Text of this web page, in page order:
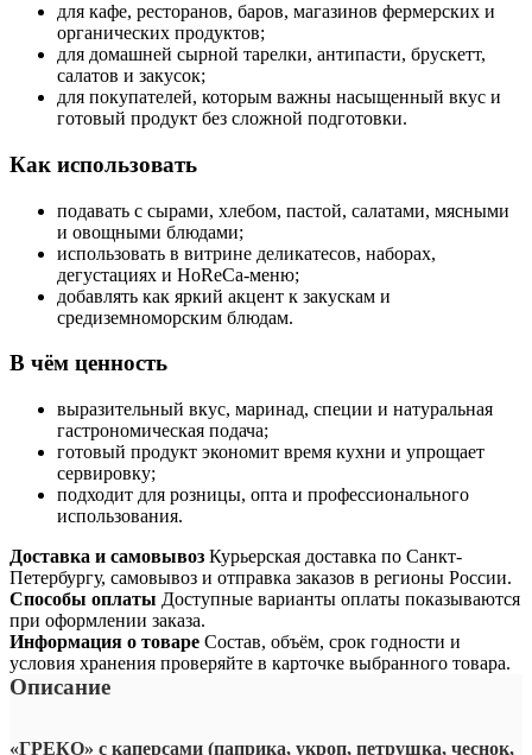
для кафе, ресторанов, баров, магазинов фермерских и
органических продуктов;
для домашней сырной тарелки, антипасти, брускетт,
салатов и закусок;
для покупателей, которым важны насыщенный вкус и
готовый продукт без сложной подготовки.
Как использовать
подавать с сырами, хлебом, пастой, салатами, мясными
и овощными блюдами;
использовать в витрине деликатесов, наборах,
дегустациях и HoReCa-меню;
добавлять как яркий акцент к закускам и
средиземноморским блюдам.
В чём ценность
выразительный вкус, маринад, специи и натуральная
гастрономическая подача;
готовый продукт экономит время кухни и упрощает
сервировку;
подходит для розницы, опта и профессионального
использования.
Доставка и самовывоз Курьерская доставка по Санкт-
Петербургу, самовывоз и отправка заказов в регионы России.
Способы оплаты Доступные варианты оплаты показываются
при оформлении заказа.
Информация о товаре Состав, объём, срок годности и
условия хранения проверяйте в карточке выбранного товара.
Описание
«ГРЕКО» с каперсами (паприка, укроп, петрушка, чеснок,